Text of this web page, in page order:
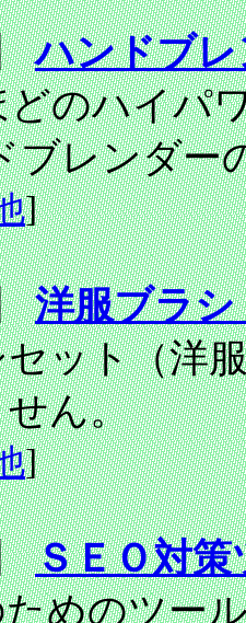
ハンドブ
のハイパ
ブレンダー
]
洋服ブラ
ット（洋
ん。
]
ＳＥＯ対策
めのツー